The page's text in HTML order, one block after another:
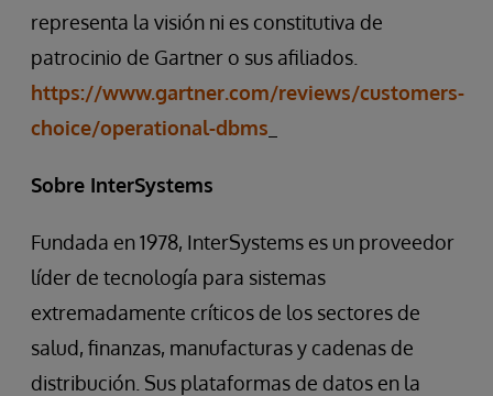
representa la visión ni es constitutiva de
patrocinio de Gartner o sus afiliados.
https://www.gartner.com/reviews/customers-
choice/operational-dbms
Sobre InterSystems
Fundada en 1978, InterSystems es un proveedor
líder de tecnología para sistemas
extremadamente críticos de los sectores de
salud, finanzas, manufacturas y cadenas de
distribución. Sus plataformas de datos en la